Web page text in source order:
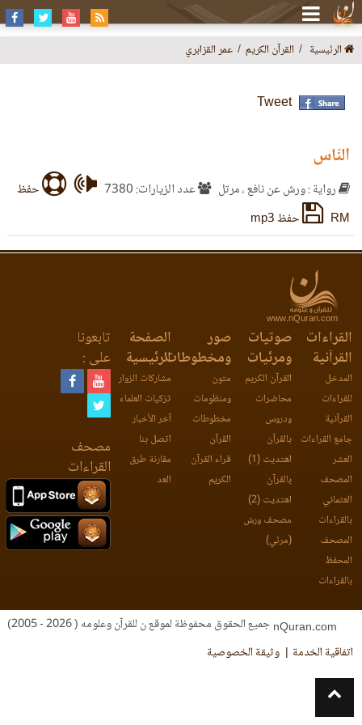
الرئيسية القرآن الكريم عمر القزابري
Tweet
النّاس
رواية : ورش عن نافع ، مرتل عدد الزيارات: 7380
حفظ
RM
حفظ mp3
www.nQuran.com
القراءات
القرآنية
المدخل
للقراءات
القرآنية
جامع القراءات
العشر
المصحف
العثماني
بالقراءات
المصحف
المحفظ
بالقراءات
صوتيات
ومرئيات
القرآن الكريم
محاضرات
ودروس
بالقرآن
اهتديت (1)
بالقرآن
اهتديت (2)
مصحف ورش
(مرئي)
صور
ومخطوطات
متون
ومنظومات
مخطوطات
القرآن
قراء القرآن
الكريم
الصفحة
الرئيسية
مشاركات الزوار
تزكيات العلماء
آخر الأخبار
اتصل بنا
مقارنة طرق
العد
تابعونا
على :
مصحف
القراءات
جميع الحقوق محفوظة لموقع ن للقرآن وعلومه ( 2026 - 2005)
اتفاقية الخدمة
وثيقة الخصوصية